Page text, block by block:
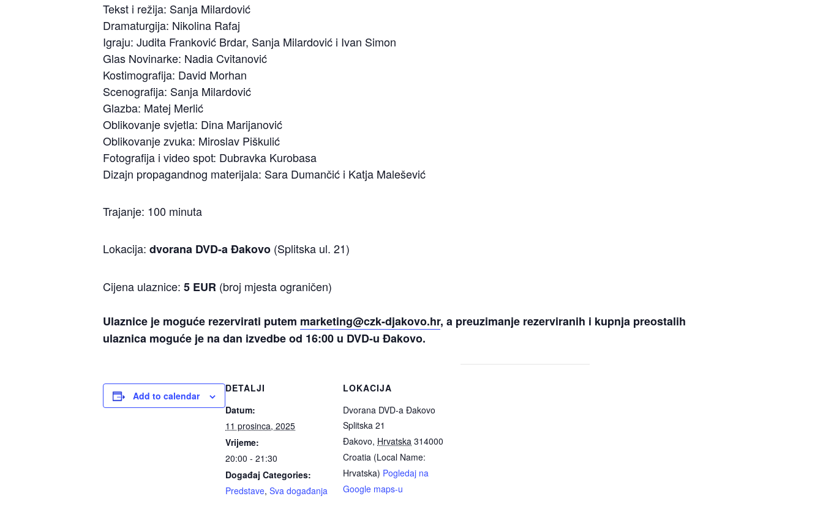
Tekst i režija: Sanja Milardović
Dramaturgija: Nikolina Rafaj
Igraju: Judita Franković Brdar, Sanja Milardović i Ivan Simon
Glas Novinarke: Nadia Cvitanović
Kostimografija: David Morhan
Scenografija: Sanja Milardović
Glazba: Matej Merlić
Oblikovanje svjetla: Dina Marijanović
Oblikovanje zvuka: Miroslav Piškulić
Fotografija i video spot: Dubravka Kurobasa
Dizajn propagandnog materijala: Sara Dumančić i Katja Malešević
Trajanje: 100 minuta
Lokacija: dvorana DVD-a Đakovo (Splitska ul. 21)
Cijena ulaznice: 5 EUR (broj mjesta ograničen)
Ulaznice je moguće rezervirati putem marketing@czk-djakovo.hr, a preuzimanje rezerviranih i kupnja preostalih
ulaznica moguće je na dan izvedbe od 16:00 u DVD-u Đakovo.
Add to calendar
DETALJI
Datum:
11 prosinca, 2025
Vrijeme:
20:00 - 21:30
Događaj Categories:
Predstave, Sva događanja
LOKACIJA
Dvorana DVD-a Đakovo
Splitska 21
Đakovo, Hrvatska 314000
Croatia (Local Name:
Hrvatska) Pogledaj na
Google maps-u